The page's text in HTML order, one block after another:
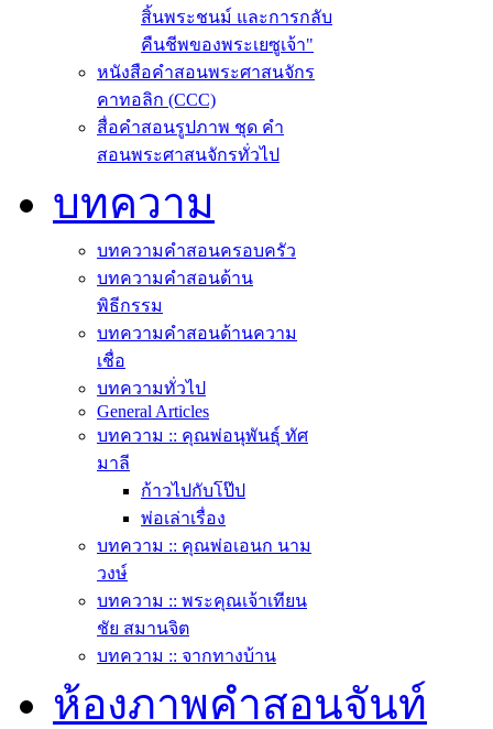
สิ้นพระชนม์ และการกลับ
คืนชีพของพระเยซูเจ้า"
หนังสือคำสอนพระศาสนจักร
คาทอลิก (CCC)
สื่อคำสอนรูปภาพ ชุด คำ
สอนพระศาสนจักรทั่วไป
บทความ
บทความคำสอนครอบครัว
บทความคำสอนด้าน
พิธีกรรม
บทความคำสอนด้านความ
เชื่อ
บทความทั่วไป
General Articles
บทความ :: คุณพ่อนุพันธุ์ ทัศ
มาลี
ก้าวไปกับโป๊ป
พ่อเล่าเรื่อง
บทความ :: คุณพ่อเอนก นาม
วงษ์
บทความ :: พระคุณเจ้าเทียน
ชัย สมานจิต
บทความ :: จากทางบ้าน
ห้องภาพคำสอนจันท์